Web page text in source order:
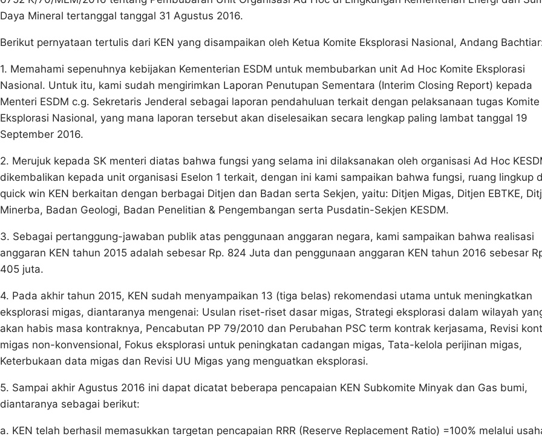
Daya Mineral tertanggal tanggal 31 Agustus 2016.
Berikut pernyataan tertulis dari KEN yang disampaikan oleh Ketua Komite Eksplorasi Nasional, Andang
1. Memahami sepenuhnya kebijakan Kementerian ESDM untuk membubarkan unit Ad Hoc Komite Eksplorasi
Nasional. Untuk itu, kami sudah mengirimkan Laporan Penutupan Sementara (Interim Closing Report) kepada
Menteri ESDM c.g. Sekretaris Jenderal sebagai laporan pendahuluan terkait dengan pelaksanaan tugas Komite
Eksplorasi Nasional, yang mana laporan tersebut akan diselesaikan secara lengkap paling lambat tanggal 19
September 2016.
2. Merujuk kepada SK menteri diatas bahwa fungsi yang selama ini dilaksanakan oleh organisasi Ad Hoc
dikembalikan kepada unit organisasi Eselon 1 terkait, dengan ini kami sampaikan bahwa fungsi, ruang lingkup
quick win KEN berkaitan dengan berbagai Ditjen dan Badan serta Sekjen, yaitu: Ditjen Migas, Ditjen EBTKE,
Minerba, Badan Geologi, Badan Penelitian & Pengembangan serta Pusdatin-Sekjen KESDM.
3. Sebagai pertanggung-jawaban publik atas penggunaan anggaran negara, kami sampaikan bahwa realisasi
anggaran KEN tahun 2015 adalah sebesar Rp. 824 Juta dan penggunaan anggaran KEN tahun 2016 sebesar
405 juta.
4. Pada akhir tahun 2015, KEN sudah menyampaikan 13 (tiga belas) rekomendasi utama untuk meningkatkan
eksplorasi migas, diantaranya mengenai: Usulan riset-riset dasar migas, Strategi eksplorasi dalam wilayah
akan habis masa kontraknya, Pencabutan PP 79/2010 dan Perubahan PSC term kontrak kerjasama, Revisi
migas non-konvensional, Fokus eksplorasi untuk peningkatan cadangan migas, Tata-kelola perijinan migas,
Keterbukaan data migas dan Revisi UU Migas yang menguatkan eksplorasi.
5. Sampai akhir Agustus 2016 ini dapat dicatat beberapa pencapaian KEN Subkomite Minyak dan Gas bumi,
diantaranya sebagai berikut:
a. KEN telah berhasil memasukkan targetan pencapaian RRR (Reserve Replacement Ratio) =100% melalui